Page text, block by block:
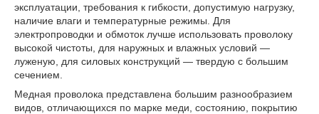
эксплуатации, требования к гибкости, допустимую нагрузку,
наличие влаги и температурные режимы. Для
электропроводки и обмоток лучше использовать проволоку
высокой чистоты, для наружных и влажных условий —
луженую, для силовых конструкций — твердую с большим
сечением.
Медная проволока представлена большим разнообразием
видов, отличающихся по марке меди, состоянию, покрытию